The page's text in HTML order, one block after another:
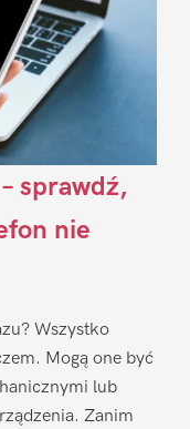
sprawdź,
nie
Wszystko
Mogą one być
lub
Zanim